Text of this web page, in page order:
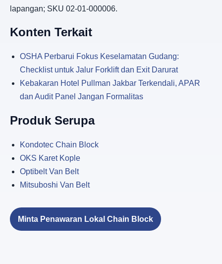
lapangan; SKU 02-01-000006.
Konten Terkait
OSHA Perbarui Fokus Keselamatan Gudang:
Checklist untuk Jalur Forklift dan Exit Darurat
Kebakaran Hotel Pullman Jakbar Terkendali, APAR
dan Audit Panel Jangan Formalitas
Produk Serupa
Kondotec Chain Block
OKS Karet Kople
Optibelt Van Belt
Mitsuboshi Van Belt
Minta Penawaran Lokal Chain Block